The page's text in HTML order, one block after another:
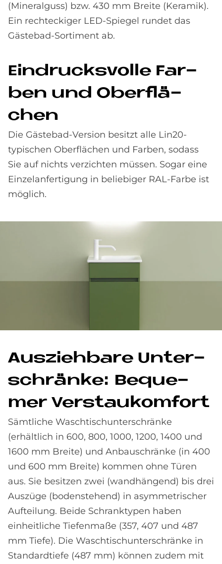
(Mineralguss) bzw. 430 mm Breite (Keramik).
Ein rechteckiger LED-Spiegel rundet das
Gästebad-Sortiment ab.
Ein­drucks­vol­le Far­
ben und Ober­flä­
chen
Die Gästebad-Version besitzt alle Lin20-
typischen Oberflächen und Farben, sodass
Sie auf nichts verzichten müssen. Sogar eine
Einzelanfertigung in beliebiger RAL-Farbe ist
möglich.
Aus­zieh­ba­re Un­ter­
schrän­ke: Be­que­
mer Ver­st­au­kom­fort
Sämtliche Waschtischunterschränke
(erhältlich in 600, 800, 1000, 1200, 1400 und
1600 mm Breite) und Anbauschränke (in 400
und 600 mm Breite) kommen ohne Türen
aus. Sie besitzen zwei (wandhängend) bis drei
Auszüge (bodenstehend) in asymmetrischer
Aufteilung. Beide Schranktypen haben
einheitliche Tiefenmaße (357, 407 und 487
mm Tiefe). Die Waschtischunterschränke in
Standardtiefe (487 mm) können zudem mit